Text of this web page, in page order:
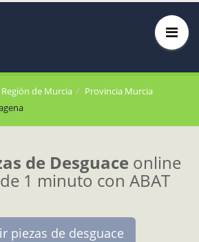
Región de Murcia
Provincia Murcia
de Desguace online
1 minuto con ABAT
piezas de desguace